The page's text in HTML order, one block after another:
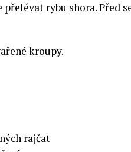
přelévat rybu shora. Před
kroupy.
rajčat